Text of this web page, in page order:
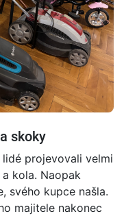
skoky
projevovali velmi
kola. Naopak
svého kupce našla.
majitele nakonec